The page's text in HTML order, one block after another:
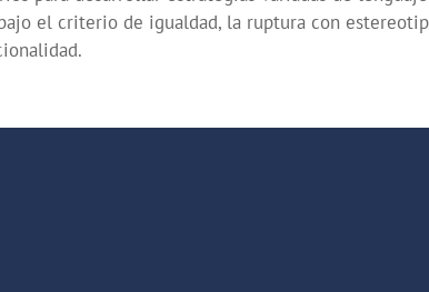
el criterio de igualdad, la ruptura con